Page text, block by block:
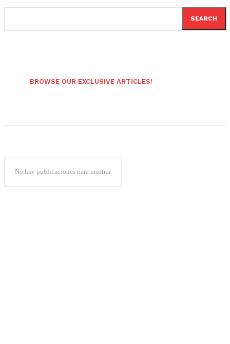
SEARCH
BROWSE OUR EXCLUSIVE ARTICLES!
No hay publicaciones para mostrar